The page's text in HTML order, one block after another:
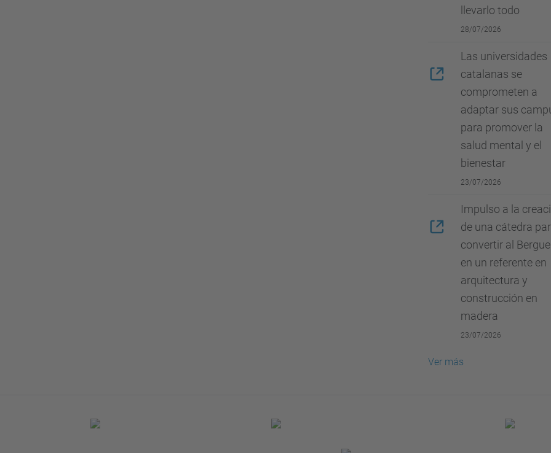
llevarlo todo
28/07/2026
Las universidades
catalanas se
comprometen a
adaptar sus
para promover la
salud mental y el
bienestar
23/07/2026
Impulso a la
de una cátedra
convertir al
en un referente en
arquitectura y
construcción en
madera
23/07/2026
Ver más